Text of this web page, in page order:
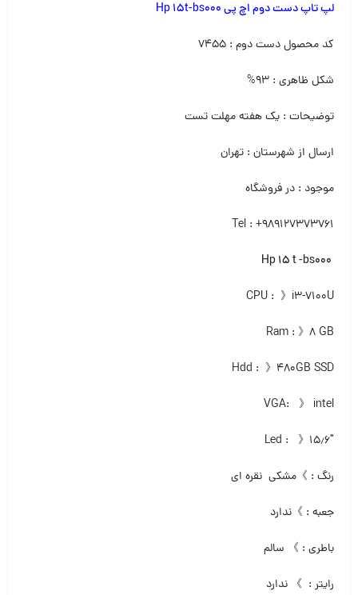
لپ تاپ دست دوم اچ پی Hp 15t-bs000
کد محصول دست دوم : ۷۴۵۵
شکل ظاهری : ۹۳%
توضیحات : یک هفته مهلت تست
ارسال از شهرستان : تهران
موجود : در فروشگاه
Tel : +989127373761
CPU : 》i3-7100U
Ram : 》۸ GB
Hdd : 》۴۸۰GB SSD
VGA: 》 intel
Led : 》۱۵٫۶″
️رنگ : 》مشکی نقره ای
جعبه : 》ندارد
باطری : 》 سالم
رایتر : 》 ندارد